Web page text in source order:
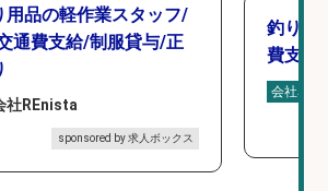
用品の軽作業スタッフ/
通費支給/制服貸与/正
社REnista
sponsored by 求人ボックス
釣り具
費支給
会社名